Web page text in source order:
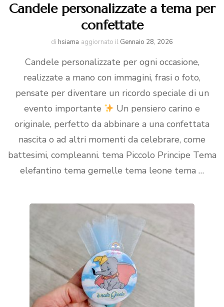
Candele personalizzate a tema per
confettate
di hsiama aggiornato il Gennaio 28, 2026
Candele personalizzate per ogni occasione,
realizzate a mano con immagini, frasi o foto,
pensate per diventare un ricordo speciale di un
evento importante
Un pensiero carino e
originale, perfetto da abbinare a una confettata
nascita o ad altri momenti da celebrare, come
battesimi, compleanni. tema Piccolo Principe Tema
elefantino tema gemelle tema leone tema …